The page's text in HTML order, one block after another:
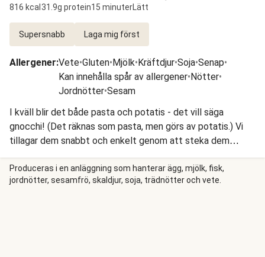
816 kcal 31.9g protein15 minuterLätt
Supersnabb Laga mig först
Allergener:Vete•Gluten•Mjölk•Kräftdjur•Soja•Senap•
Kan innehålla spår av allergener•Nötter•
Jordnötter•Sesam
I kväll blir det både pasta och potatis - det vill säga
gnocchi! (Det räknas som pasta, men görs av potatis.) Vi
tillagar dem snabbt och enkelt genom att steka dem
gyllene, och så svänger vi ihop en krämig tomatsås med
chorizo, räkor, zucchini och vår egen kryddblandning
Medelhavets pärla. Kronan på verket blir färsk persilja och
Produceras i en anläggning som hanterar ägg, mjölk, fisk,
jordnötter, sesamfrö, skaldjur, soja, trädnötter och vete.